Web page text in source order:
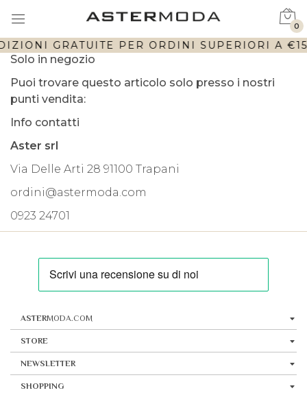
GRATUITE PER ORDINI SUPERIORI A
0
Solo in negozio
Puoi trovare questo articolo solo presso i nostri
punti vendita:
Info contatti
Aster srl
Via Delle Arti 28 91100 Trapani
ordini@astermoda.com
0923 24701
ASTERMODA.COM
STORE
NEWSLETTER
SHOPPING